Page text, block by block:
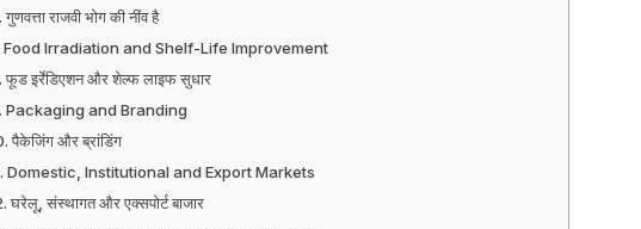
गुणवत्ता राजवी भोग की नींव है
Food Irradiation and Shelf-Life Improvement
फूड इर्रेडिएशन और शेल्फ लाइफ सुधार
Packaging and Branding
पैकेजिंग और ब्रांडिंग
Domestic, Institutional and Export Markets
घरेलू, संस्थागत और एक्सपोर्ट बाजार